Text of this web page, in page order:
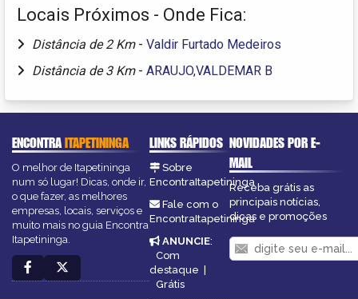
Locais Próximos - Onde Fica:
Distância de 2 Km - Valdir Furtado Medeiros
Distância de 3 Km - ARAUJO,VALDEMAR B
ENCONTRAITAPETININGA
O melhor de Itapetininga
num só lugar! Dicas, onde ir,
o que fazer, as melhores
empresas, locais, serviços e
muito mais no guia Encontra
Itapetininga.
LINKS RÁPIDOS
Sobre
EncontraItapetininga
Fale com o
EncontraItapetininga
ANUNCIE:
Com
destaque |
Grátis
NOVIDADES POR E-
MAIL
Receba grátis as
principais notícias,
dicas e promoções